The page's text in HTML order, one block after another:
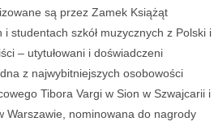
są przez Zamek Książąt
studentach szkół muzycznych z Polski i
– utytułowani i doświadczeni
z najwybitniejszych osobowości
Tibora Vargi w Sion w Szwajcarii i
Warszawie, nominowana do nagrody